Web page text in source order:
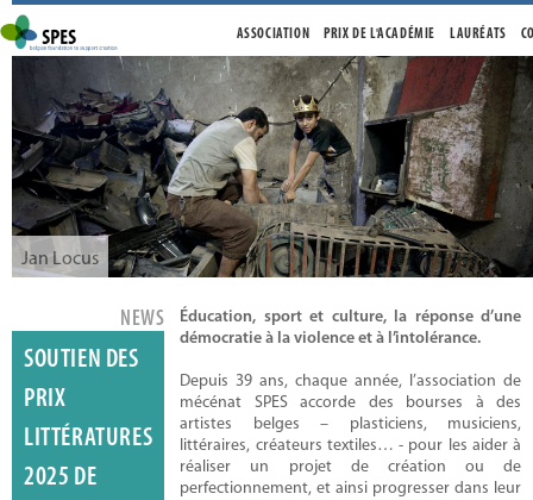
ASSOCIATION PRIX DE L'ACADÉMIE LAURÉATS
Jan Locus
Chantal Maes
NEWS
SOUTIEN DES
PRIX
LITTÉRATURES
2025 DE
Éducation, sport et culture, la réponse d’une
démocratie à la violence et à l’intolérance.
Depuis 39 ans, chaque année, l’association de
mécénat SPES accorde des bourses à des
artistes belges – plasticiens, musiciens,
littéraires, créateurs textiles… - pour les aider à
réaliser un projet de création ou de
perfectionnement, et ainsi progresser dans leur